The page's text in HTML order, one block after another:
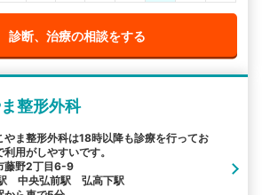
診断、治療の相談をする
整形外科
やま整形外科は18時以降も診療を行ってお
用がしやすいです。
藤野2丁目6-9
中央弘前駅 弘高下駅